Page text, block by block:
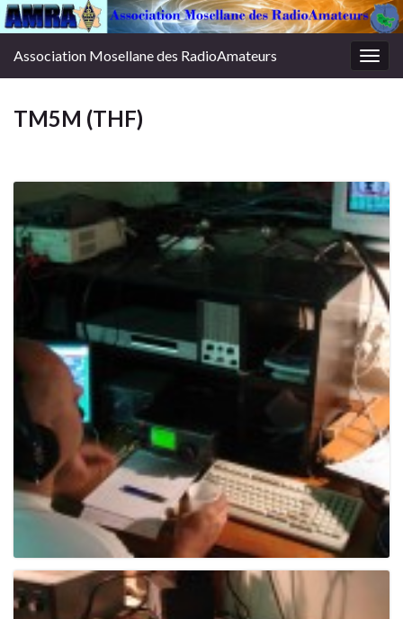
Association Mosellane des RadioAmateurs
TM5M (THF)